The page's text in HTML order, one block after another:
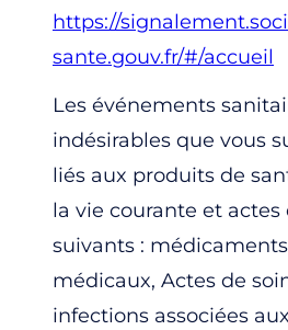
https://
sante.gouv.fr/#/accueil
Les événements
indésirables que vous
liés aux produits de
la vie courante et actes
suivants :
médicaux, Actes de
infections associées